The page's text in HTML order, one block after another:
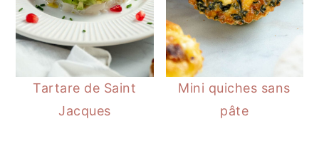
Tartare de Saint
Jacques
Mini quiches sans
pâte